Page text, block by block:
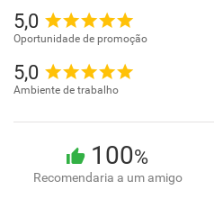
5,0
Oportunidade de promoção
5,0
Ambiente de trabalho
100%
Recomendaria a um amigo